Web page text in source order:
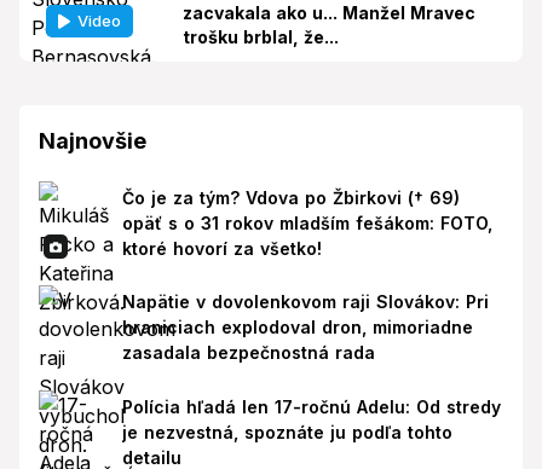
Video
zacvakala ako u... Manžel Mravec
trošku brblal, že...
Najnovšie
Čo je za tým? Vdova po Žbirkovi († 69)
opäť s o 31 rokov mladším fešákom: FOTO,
ktoré hovorí za všetko!
Napätie v dovolenkovom raji Slovákov: Pri
hraniciach explodoval dron, mimoriadne
zasadala bezpečnostná rada
Polícia hľadá len 17-ročnú Adelu: Od stredy
je nezvestná, spoznáte ju podľa tohto
detailu